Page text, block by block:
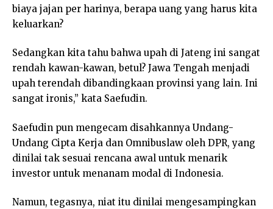
biaya jajan per harinya, berapa uang yang harus kita
keluarkan?
Sedangkan kita tahu bahwa upah di Jateng ini sangat
rendah kawan-kawan, betul? Jawa Tengah menjadi
upah terendah dibandingkaan provinsi yang lain. Ini
sangat ironis,” kata Saefudin.
Saefudin pun mengecam disahkannya Undang-
Undang Cipta Kerja dan Omnibuslaw oleh DPR, yang
dinilai tak sesuai rencana awal untuk menarik
investor untuk menanam modal di Indonesia.
Namun, tegasnya, niat itu dinilai mengesampingkan